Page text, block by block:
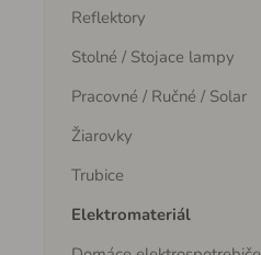
Reflektory
Stolné / Stojace lampy
Pracovné / Ručné / Solar
Žiarovky
Trubice
Elektromateriál